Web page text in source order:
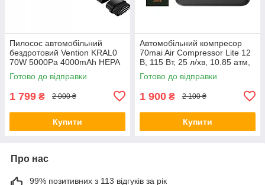
Пилосос автомобільний
бездротовий Vention KRAL0
70W 5000Pa 4000mAh HEPA
змінний фільтр
Готово до відправки
1 799 ₴ 2 000 ₴
Купити
Автомобільний компресор
70mai Air Compressor Lite 12
В, 115 Вт, 25 л/хв, 10.85 атм,
цифровий манометр,
автостоп, чорний
Готово до відправки
1 900 ₴ 2 100 ₴
Купити
Про нас
99% позитивних з 113 відгуків за рік